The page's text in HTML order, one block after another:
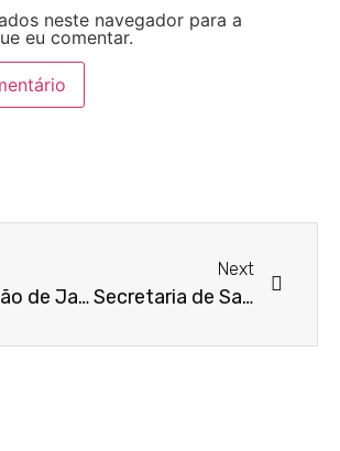
neste navegador para a
eu comentar.
Educação de Jandira lança prêmio ‘Professor Excelência’
Next
Secretaria de Saúde de Jandira entrega placa de honra à Diretores de Hospitais Regionais que atendem a cidade